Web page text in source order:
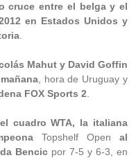
cruce entre el belga y el
en Estados Unidos y
Mahut y David Goffin
, hora de Uruguay y
FOX Sports 2
cuadro WTA, la italiana
Topshelf Open al
Bencicpor 7-5 y 6-3, en